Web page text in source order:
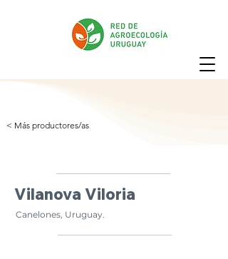
< Más productores/as
Vilanova Viloria
Canelones, Uruguay.